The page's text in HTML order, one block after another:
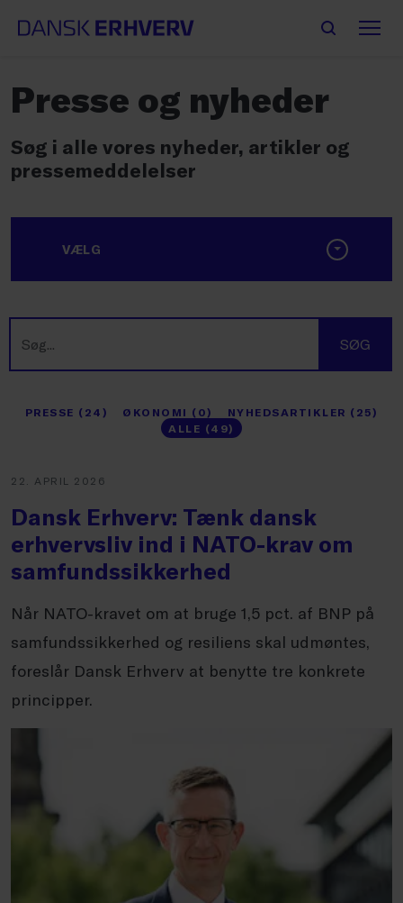
Presse og nyheder
Søg i alle vores nyheder, artikler og
pressemeddelelser
VÆLG
SØG
PRESSE (24) ØKONOMI (0)
NYHEDSARTIKLER (25)
ALLE (49)
22. APRIL 2026
Dansk Erhverv: Tænk dansk
erhvervsliv ind i NATO-krav om
samfundssikkerhed
Når NATO-kravet om at bruge 1,5 pct. af BNP på
samfundssikkerhed og resiliens skal udmøntes,
foreslår Dansk Erhverv at benytte tre konkrete
principper.